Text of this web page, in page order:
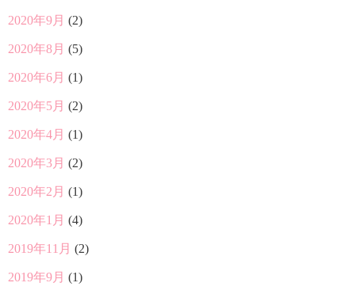
2020年9月 (2)
2020年8月 (5)
2020年6月 (1)
2020年5月 (2)
2020年4月 (1)
2020年3月 (2)
2020年2月 (1)
2020年1月 (4)
2019年11月 (2)
2019年9月 (1)